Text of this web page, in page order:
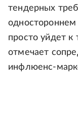
тендерных
просто уйдет к
отмечает
инфлюенс-